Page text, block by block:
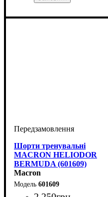
Чоловічий
Шорти тренувальні
MACRON HELIODOR
BERMUDA (601609)
Macron
601609